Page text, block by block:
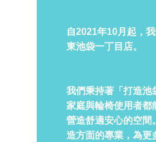
自2021年10月起，
東池袋一丁目店。
我們秉持著「打造池
家庭與輪椅使用者都
營造舒適安心的空間
造方面的專業，為更